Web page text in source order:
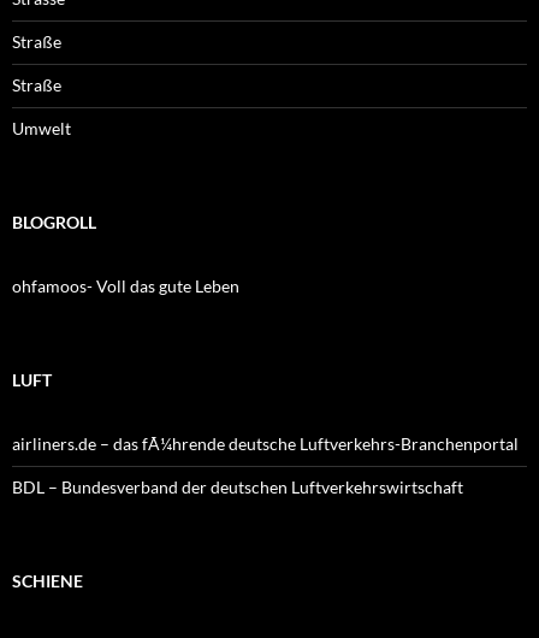
Straße
Straße
Umwelt
BLOGROLL
ohfamoos- Voll das gute Leben
LUFT
airliners.de – das fÃ¼hrende deutsche Luftverkehrs-Branchenportal
BDL – Bundesverband der deutschen Luftverkehrswirtschaft
SCHIENE